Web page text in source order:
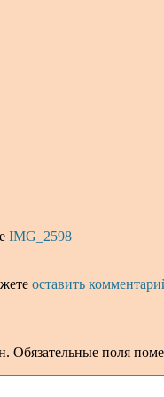
IMG_2598
оставить
Обязательные поля